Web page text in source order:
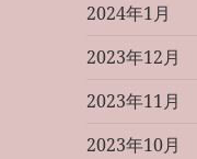
2024年1月
2023年12月
2023年11月
2023年10月